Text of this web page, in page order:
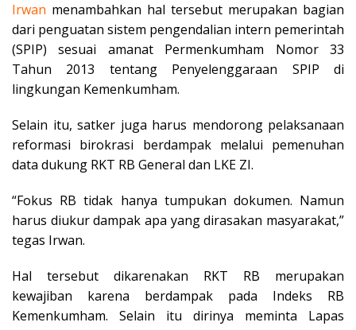
Irwan menambahkan hal tersebut merupakan bagian
dari penguatan sistem pengendalian intern pemerintah
(SPIP) sesuai amanat Permenkumham Nomor 33
Tahun 2013 tentang Penyelenggaraan SPIP di
lingkungan Kemenkumham.
Selain itu, satker juga harus mendorong pelaksanaan
reformasi birokrasi berdampak melalui pemenuhan
data dukung RKT RB General dan LKE ZI.
“Fokus RB tidak hanya tumpukan dokumen. Namun
harus diukur dampak apa yang dirasakan masyarakat,”
tegas Irwan.
Hal tersebut dikarenakan RKT RB merupakan
kewajiban karena berdampak pada Indeks RB
Kemenkumham. Selain itu dirinya meminta Lapas